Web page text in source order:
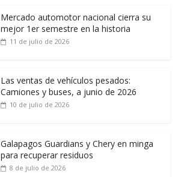
Mercado automotor nacional cierra su
mejor 1er semestre en la historia
11 de julio de 2026
Las ventas de vehículos pesados:
Camiones y buses, a junio de 2026
10 de julio de 2026
Galapagos Guardians y Chery en minga
para recuperar residuos
8 de julio de 2026